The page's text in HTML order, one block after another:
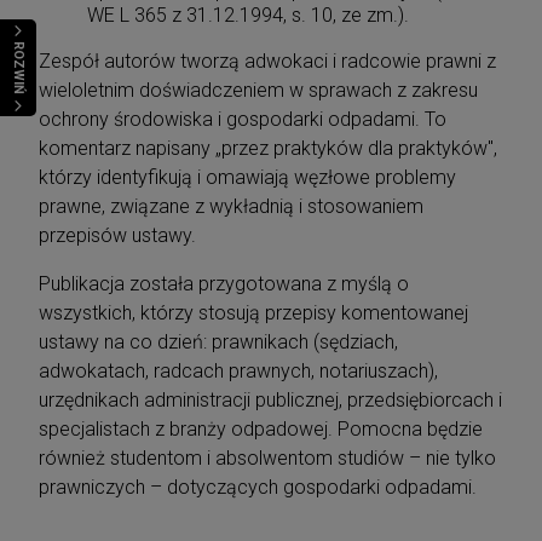
ROZWIŃ
WE L 365 z 31.12.1994, s. 10, ze zm.).
Zespół autorów tworzą adwokaci i radcowie prawni z
wieloletnim doświadczeniem w sprawach z zakresu
ochrony środowiska i gospodarki odpadami. To
komentarz napisany „przez praktyków dla praktyków",
którzy identyfikują i omawiają węzłowe problemy
prawne, związane z wykładnią i stosowaniem
przepisów ustawy.
Publikacja została przygotowana z myślą o
wszystkich, którzy stosują przepisy komentowanej
ustawy na co dzień: prawnikach (sędziach,
adwokatach, radcach prawnych, notariuszach),
urzędnikach administracji publicznej, przedsiębiorcach i
specjalistach z branży odpadowej. Pomocna będzie
również studentom i absolwentom studiów – nie tylko
prawniczych – dotyczących gospodarki odpadami.